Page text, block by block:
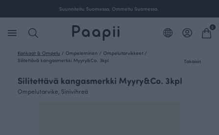
Suunniteltu Suomessa. Ommeltu Suomessa.
0
Kankaat & Ompelu / Ompeleminen / Ompelutarvikkeet /
Silitettävä kangasmerkki Myyry&Co. 3kpl
Takaisin
Silitettävä kangasmerkki Myyry&Co. 3kpl
Ompelutarvike, Sinivihreä